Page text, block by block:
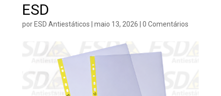
ESD
porESD Antiestáticos | maio 13, 2026 | 0 Comentários